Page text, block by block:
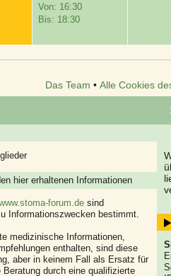
Von: 16:30
Bis: 18:30
Das Team • Alle Cookies
hier erhaltenen Informationen
forum.de sind
Informationszwecken bestimmt.
medizinische Informationen,
enthalten, sind diese
aber in keinem Fall als Ersatz für
Beratung durch eine qualifizierte